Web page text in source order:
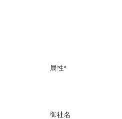
属性*
御社名